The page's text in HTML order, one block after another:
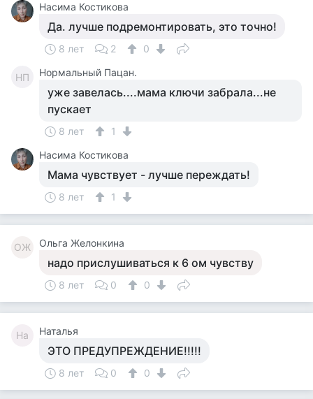
Насима Костикова
Да. лучше подремонтировать, это точно!
8 лет 2 0
НП Нормальный Пацан.
уже завелась....мама ключи забрала...не
пускает
8 лет
1
Насима Костикова
Мама чувствует - лучше переждать!
8 лет 1
ОЖ Ольга Желонкина
надо прислушиваться к 6 ом чувству
8 лет 0 0
На Наталья
ЭТО ПРЕДУПРЕЖДЕНИЕ!!!!!
8 лет 0 0